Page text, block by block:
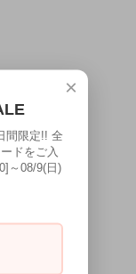
×
間限定!! 全
ドをご入
～08/9(日)